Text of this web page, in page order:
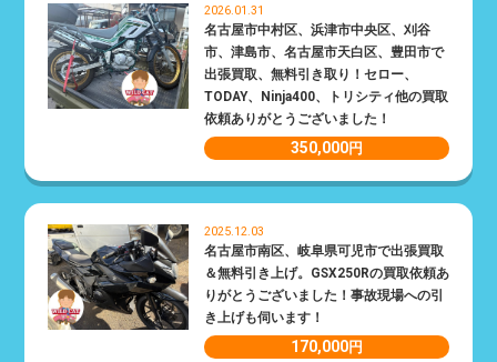
2026.01.31
名古屋市中村区、浜津市中央区、刈谷
市、津島市、名古屋市天白区、豊田市で
出張買取、無料引き取り！セロー、
TODAY、Ninja400、トリシティ他の買取
依頼ありがとうございました！
350,000円
2025.12.03
名古屋市南区、岐阜県可児市で出張買取
＆無料引き上げ。GSX250Rの買取依頼あ
りがとうございました！事故現場への引
き上げも伺います！
170,000円